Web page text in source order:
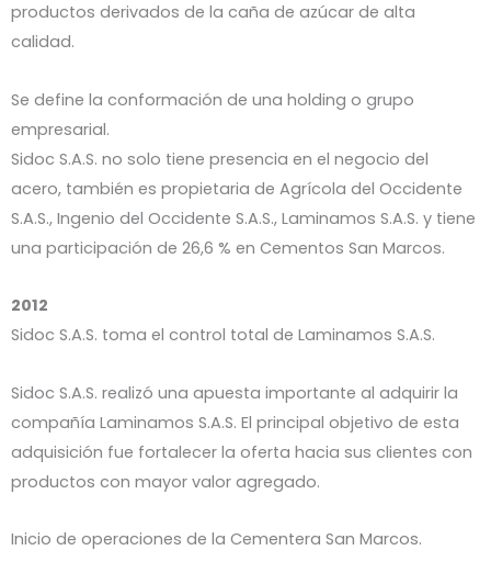
productos derivados de la caña de azúcar de alta
calidad.
Se define la conformación de una holding o grupo
empresarial.
Sidoc S.A.S. no solo tiene presencia en el negocio del
acero, también es propietaria de Agrícola del Occidente
S.A.S., Ingenio del Occidente S.A.S., Laminamos S.A.S. y tiene
una participación de 26,6 % en Cementos San Marcos.
2012
Sidoc S.A.S. toma el control total de Laminamos S.A.S.
Sidoc S.A.S. realizó una apuesta importante al adquirir la
compañía Laminamos S.A.S. El principal objetivo de esta
adquisición fue fortalecer la oferta hacia sus clientes con
productos con mayor valor agregado.
Inicio de operaciones de la Cementera San Marcos.